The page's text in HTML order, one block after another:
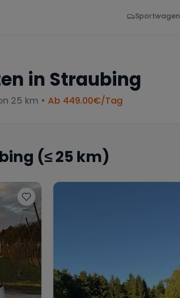
Sportwagen
in Straubing
25 km • Ab 449.00€/Tag
(≤ 25 km)